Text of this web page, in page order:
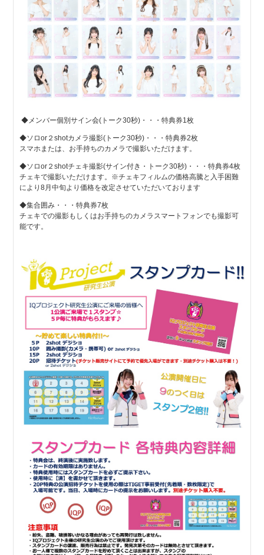
◆メンバー個別サイン会(トーク30秒)・・・特典券1枚
◆ソロor２shotカメラ撮影(トーク30秒)・・・特典券2枚
スマホまたは、お手持ちのカメラで撮影いただけます。
◆ソロor２shotチェキ撮影(サイン付き・トーク30秒)・・・特典券4枚
チェキで撮影いただけます。※チェキフィルムの価格高騰と入手困難
により8月中旬より価格を改定させていただいております
◆集合囲み・・・特典券7枚
チェキでの撮影もしくはお手持ちのカメラスマートフォンでも撮影可
能です。